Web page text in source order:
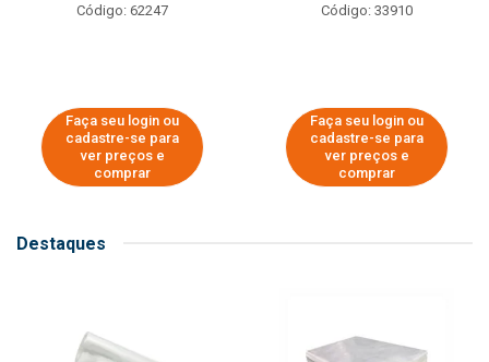
Código: 62247
Faça seu login ou
cadastre-se para
ver preços e
comprar
Código: 33910
Faça seu login ou
cadastre-se para
ver preços e
comprar
Destaques